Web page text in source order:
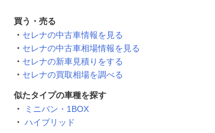
買う・売る
セレナの中古車情報を見る
セレナの中古車相場情報を見る
セレナの新車見積りをする
セレナの買取相場を調べる
似たタイプの車種を探す
ミニバン・1BOX
ハイブリッド